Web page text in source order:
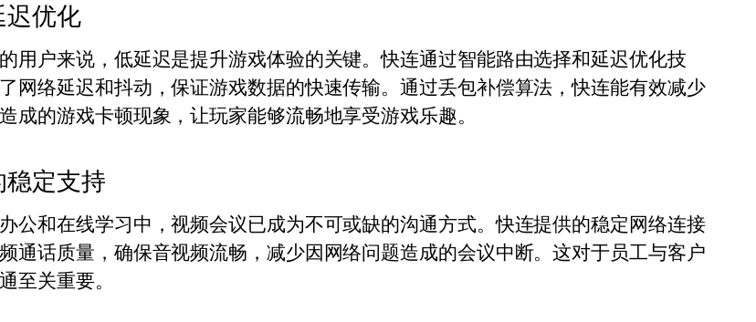
迟优化
用户来说，低延迟是提升游戏体验的关键。快连通过智能路由选择和延迟优化技
网络延迟和抖动，保证游戏数据的快速传输。通过丢包补偿算法，快连能有效减少
成的游戏卡顿现象，让玩家能够流畅地享受游戏乐趣。
定支持
公和在线学习中，视频会议已成为不可或缺的沟通方式。快连提供的稳定网络连接
通话质量，确保音视频流畅，减少因网络问题造成的会议中断。这对于员工与客户
至关重要。